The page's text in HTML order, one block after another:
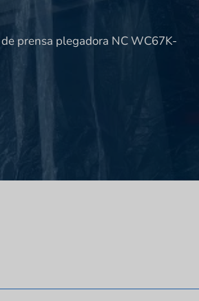
prensa plegadora NC WC67K-